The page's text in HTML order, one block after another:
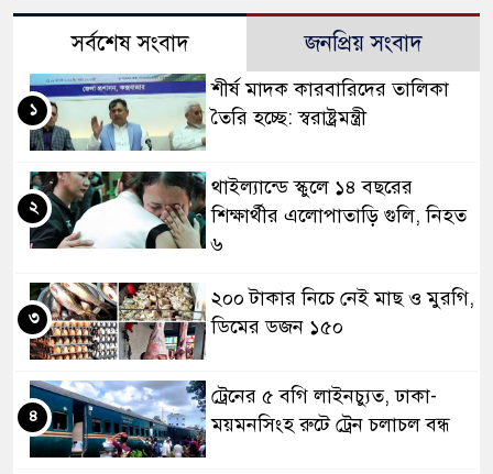
সর্বশেষ সংবাদ জনপ্রিয় সংবাদ
শীর্ষ মাদক কারবারিদের তালিকা
তৈরি হচ্ছে: স্বরাষ্ট্রমন্ত্রী
১
থাইল্যান্ডে স্কুলে ১৪ বছরের
শিক্ষার্থীর এলোপাতাড়ি গুলি, নিহত
৬
২
২০০ টাকার নিচে নেই মাছ ও মুরগি,
ডিমের ডজন ১৫০
৩
ট্রেনের ৫ বগি লাইনচ্যুত, ঢাকা-
ময়মনসিংহ রুটে ট্রেন চলাচল বন্ধ
৪